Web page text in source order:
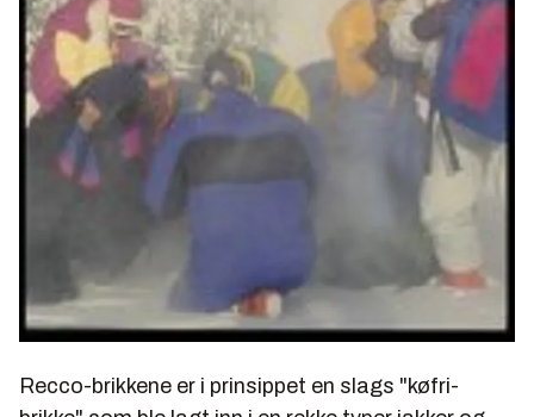
Recco-brikkene er i prinsippet en slags "køfri-